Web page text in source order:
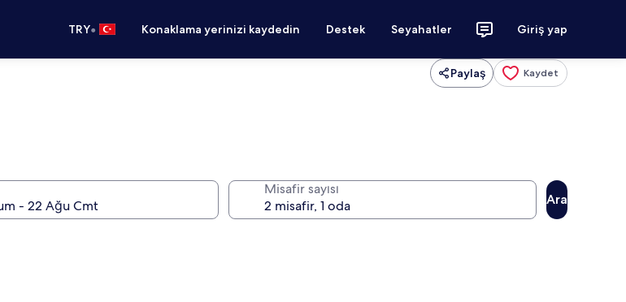
TRY• Konaklama yerinizi kaydedin Destek Seyahatler Giriş yap
Paylaş Kaydet
Misafir sayısı
Ara